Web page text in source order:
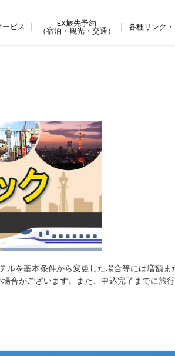
ービス
EX旅先予約
（宿泊・観光・交通）
各種リンク
ルを基本条件から変更した場合等には増額ま
合がございます。また、申込完了までに旅